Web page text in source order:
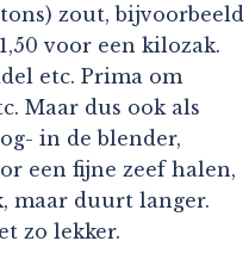
zout, bijvoorbeeld
voor een kilozak.
etc. Prima om
Maar dus ook als
in de blender,
een fijne zeef halen,
maar duurt langer.
zo lekker.